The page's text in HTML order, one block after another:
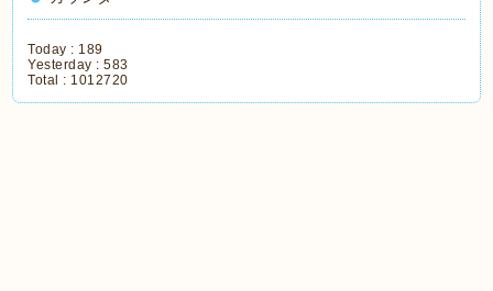
Today : 189
Yesterday :583
Total : 1012720